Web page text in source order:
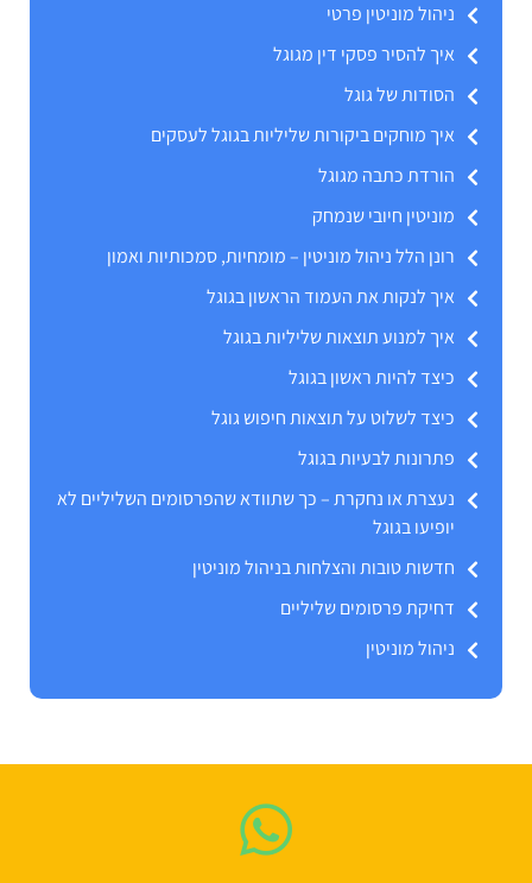
ניהול מוניטין פרטי
איך להסיר פסקי דין מגוגל
הסודות של גוגל
איך מוחקים ביקורות שליליות בגוגל לעסקים
הורדת כתבה מגוגל
מוניטין חיובי שנמחק
רונן הלל ניהול מוניטין – מומחיות, סמכותיות ואמון
איך לנקות את העמוד הראשון בגוגל
איך למנוע תוצאות שליליות בגוגל
כיצד להיות ראשון בגוגל
כיצד לשלוט על תוצאות חיפוש גוגל
פתרונות לבעיות בגוגל
נעצרת או נחקרת – כך שתוודא שהפרסומים השליליים לא
יופיעו בגוגל
חדשות טובות והצלחות בניהול מוניטין
דחיקת פרסומים שליליים
ניהול מוניטין